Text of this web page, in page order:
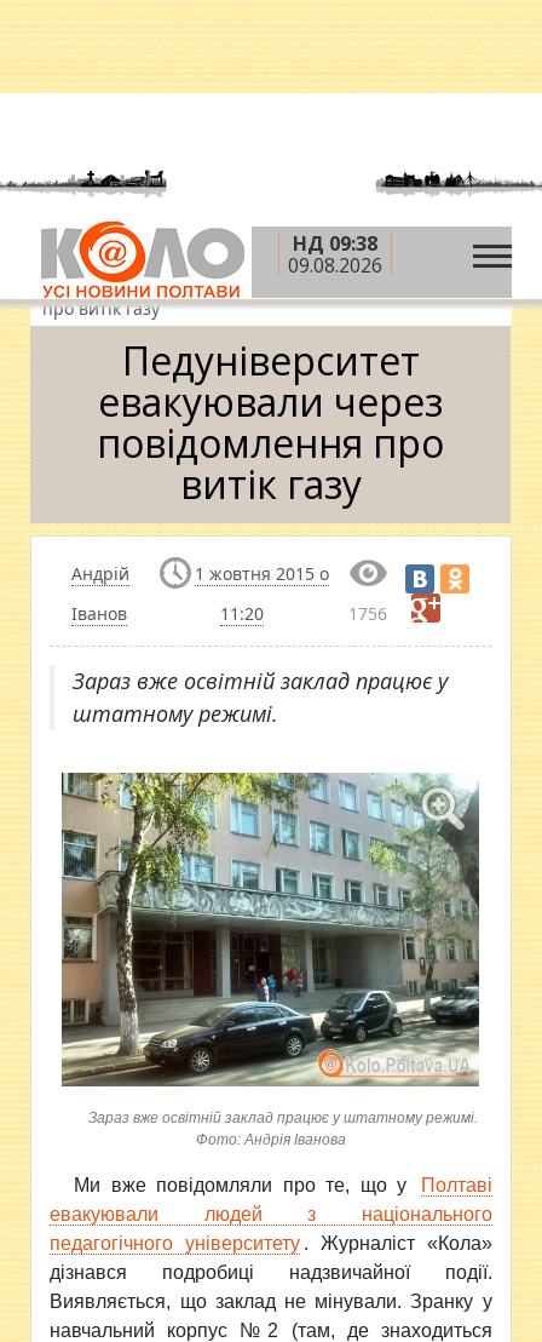
НД 09:38
09.08.2026
Головна » Новини » Надзвичайні події
»Педуніверситет евакуювали через повідомлення
про витік газу
Педуніверситет
евакуювали через
повідомлення про
витік газу
Андрій
Іванов
1 жовтня 2015 о
11:20
1756
Зараз вже освітній заклад працює у
штатному режимі.
Зараз вже освітній заклад працює у штатному режимі.
Фото: Андрія Іванова
Ми вже повідомляли про те, що у
Полтаві
евакуювали людей з національного
педагогічного університету . Журналіст «Кола»
дізнався подробиці надзвичайної події.
Виявляється, що заклад не мінували. Зранку у
навчальний корпус №2 (там, де знаходиться